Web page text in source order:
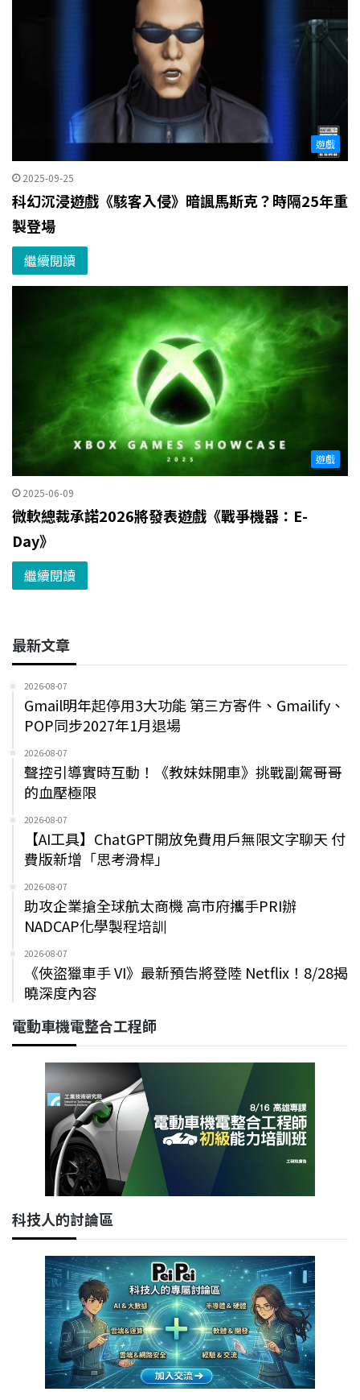
遊戲
2025-09-25
科幻沉浸遊戲《駭客入侵》暗諷馬斯克？時隔25年重
製登場
繼續閱讀
遊戲
2025-06-09
微軟總裁承諾2026將發表遊戲《戰爭機器：E-
Day》
繼續閱讀
最新文章
2026-08-07
Gmail明年起停用3大功能 第三方寄件、Gmailify、
POP同步2027年1月退場
2026-08-07
聲控引導實時互動！《教妹妹開車》挑戰副駕哥哥
的血壓極限
2026-08-07
【AI工具】ChatGPT開放免費用戶無限文字聊天 付
費版新增「思考滑桿」
2026-08-07
助攻企業搶全球航太商機 高市府攜手PRI辦
NADCAP化學製程培訓
2026-08-07
《俠盜獵車手 VI》最新預告將登陸 Netflix！8/28揭
曉深度內容
電動車機電整合工程師
科技人的討論區